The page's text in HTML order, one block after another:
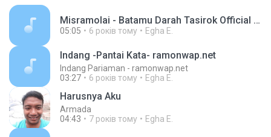
Misramolai - Batamu Darah Tasirok Official Music Video.mp3
05:05 6 років тому Egha E.
Indang -Pantai Kata- ramonwap.net
Indang Pariaman - ramonwap.net
03:27
6 років тому Egha E.
Harusnya Aku
Armada
04:43
7 років тому Egha E.